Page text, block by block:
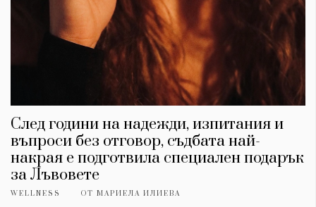
След години на надежди, изпитания и
въпроси без отговор, съдбата най-
накрая е подготвила специален подарък
за Лъвовете
WELLNESS ОТ МАРИЕЛА ИЛИЕВА